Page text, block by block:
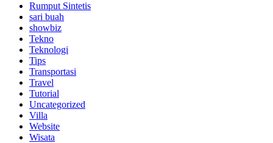
Rumput Sintetis
sari buah
showbiz
Tekno
Teknologi
Tips
Transportasi
Travel
Tutorial
Uncategorized
Villa
Website
Wisata